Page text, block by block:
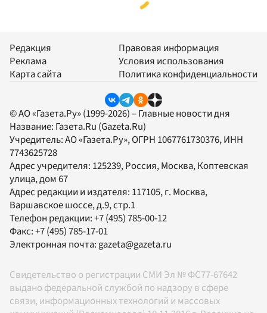
Редакция
Реклама
Карта сайта
Правовая информация
Условия использования
Политика конфиденциальности
© АО «Газета.Ру» (1999-2026) – Главные новости дня
Название: Газета.Ru (Gazeta.Ru)
Учредитель:АО «Газета.Ру», ОГРН 1067761730376, ИНН
7743625728
Адрес учредителя: 125239, Россия, Москва, Коптевская
улица, дом 67
Адрес редакции и издателя: 117105, г. Москва,
Варшавское шоссе, д.9, стр.1
Телефон редакции:+7 (495) 785-00-12
Факс:+7 (495) 785-17-01
Электронная почта:gazeta@gazeta.ru
Свидетельство о регистрации СМИ Эл № ФС77-67642
выдано федеральной службой по надзору в сфере
связи, информационных технологий и массовых